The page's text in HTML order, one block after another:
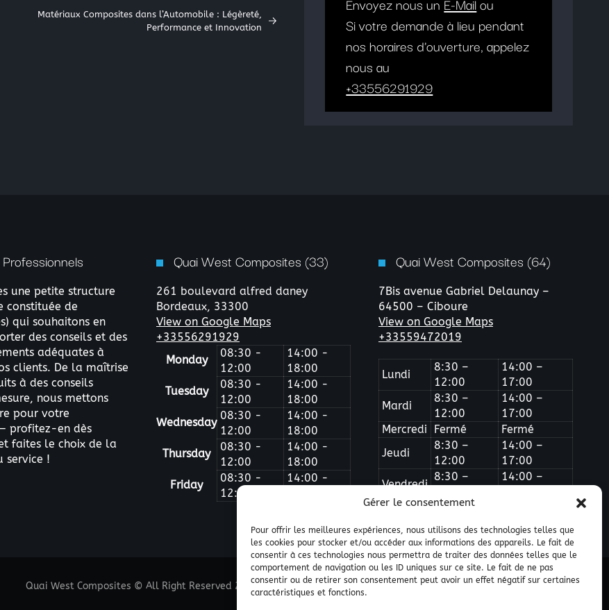
Gérer le consentement
Pour offrir les meilleures expériences, nous utilisons des technologies telles que
les cookies pour stocker et/ou accéder aux informations des appareils. Le fait de
consentir à ces technologies nous permettra de traiter des données telles que le
comportement de navigation ou les ID uniques sur ce site. Le fait de ne pas
consentir ou de retirer son consentement peut avoir un effet négatif sur certaines
caractéristiques et fonctions.
Matériaux Composites dans l’Automobile : Légèreté,
Performance et Innovation
Envoyez nous un E-Mailou
Si votre demande à lieu pendant
nos horaires d'ouverture, appelez
nous au
+33556291929
une petite structure
constituée de
qui souhaitons en
des conseils et des
adéquates à
clients. De la maîtrise
à des conseils
nous mettons
pour votre
profitez-en dès
faites le choix de la
service !
Quai West Composites (33)
261 boulevard alfred daney
Bordeaux, 33300
View on Google Maps
+33556291929
Monday
08:30 -
12:00
14:00 -
18:00
Tuesday
08:30 -
12:00
14:00 -
18:00
Wednesday
08:30 -
12:00
14:00 -
18:00
Thursday
08:30 -
12:00
14:00 -
18:00
Friday
08:30 -
12:00
14:00 -
Quai West Composites (64)
7Bis avenue Gabriel Delaunay –
64500 – Ciboure
View on Google Maps
+33559472019
Lundi
8:30 –
12:00
14:00 –
17:00
Mardi
8:30 –
12:00
14:00 –
17:00
Mercredi
Fermé
Fermé
Jeudi
8:30 –
12:00
14:00 –
17:00
Vendredi
8:30 –
14:00 –
Quai West Composites © All Right Reserved 2025.